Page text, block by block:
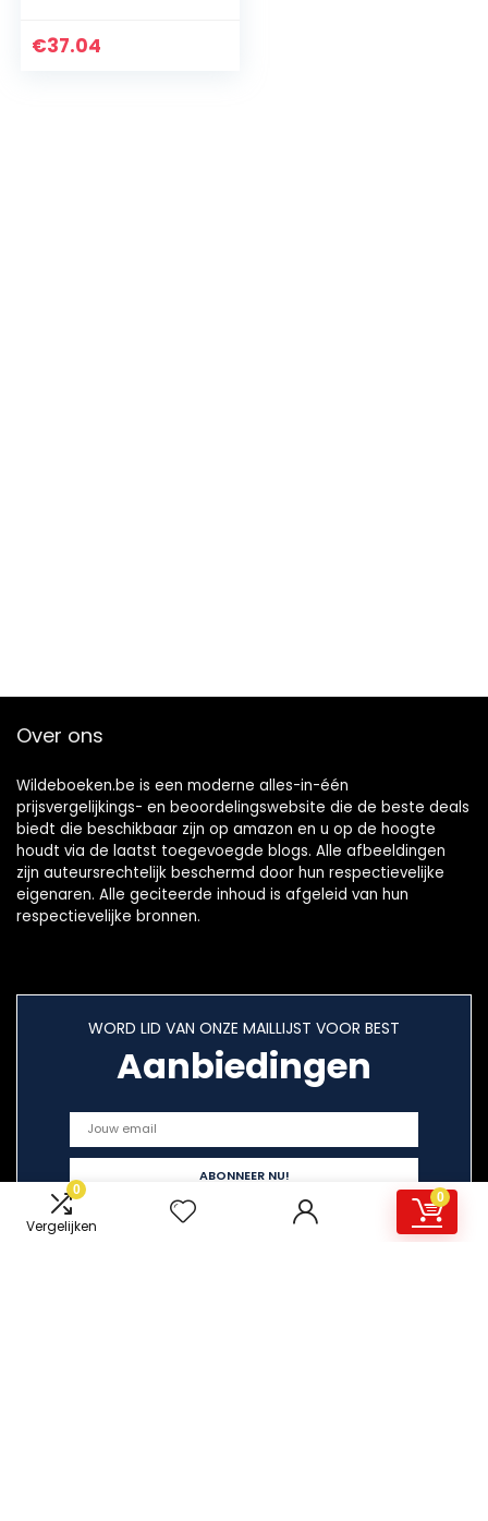
0
Vergelijken
0
€37.04
Over ons
Wildeboeken.be is een moderne alles-in-één
prijsvergelijkings- en beoordelingswebsite die de beste deals
biedt die beschikbaar zijn op amazon en u op de hoogte
houdt via de laatst toegevoegde blogs. Alle afbeeldingen
zijn auteursrechtelijk beschermd door hun respectievelijke
eigenaren. Alle geciteerde inhoud is afgeleid van hun
respectievelijke bronnen.
WORD LID VAN ONZE MAILLIJST VOOR BEST
Aanbiedingen